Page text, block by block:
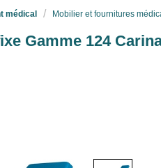
médical Mobilier et fournitures
Gamme 124